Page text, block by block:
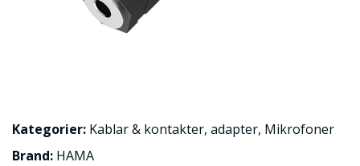
Kategorier: Kablar & kontakter, adapter, Mikrofoner
Brand: HAMA